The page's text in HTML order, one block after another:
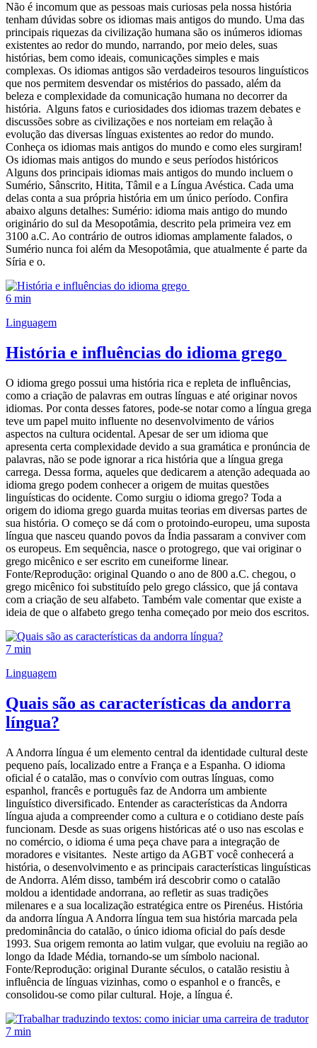
Não é incomum que as pessoas mais curiosas pela nossa história
tenham dúvidas sobre os idiomas mais antigos do mundo. Uma das
principais riquezas da civilização humana são os inúmeros idiomas
existentes ao redor do mundo, narrando, por meio deles, suas
histórias, bem como ideais, comunicações simples e mais
complexas. Os idiomas antigos são verdadeiros tesouros linguísticos
que nos permitem desvendar os mistérios do passado, além da
beleza e complexidade da comunicação humana no decorrer da
história. Alguns fatos e curiosidades dos idiomas trazem debates e
discussões sobre as civilizações e nos norteiam em relação à
evolução das diversas línguas existentes ao redor do mundo.
Conheça os idiomas mais antigos do mundo e como eles surgiram!
Os idiomas mais antigos do mundo e seus períodos históricos
Alguns dos principais idiomas mais antigos do mundo incluem o
Sumério, Sânscrito, Hitita, Tâmil e a Língua Avéstica. Cada uma
delas conta a sua própria história em um único período. Confira
abaixo alguns detalhes: Sumério: idioma mais antigo do mundo
originário do sul da Mesopotâmia, descrito pela primeira vez em
3100 a.C. Ao contrário de outros idiomas amplamente falados, o
Sumério nunca foi além da Mesopotâmia, que atualmente é parte da
Síria e o.
6 min
Linguagem
História e influências do idioma grego
O idioma grego possui uma história rica e repleta de influências,
como a criação de palavras em outras línguas e até originar novos
idiomas. Por conta desses fatores, pode-se notar como a língua grega
teve um papel muito influente no desenvolvimento de vários
aspectos na cultura ocidental. Apesar de ser um idioma que
apresenta certa complexidade devido a sua gramática e pronúncia de
palavras, não se pode ignorar a rica história que a língua grega
carrega. Dessa forma, aqueles que dedicarem a atenção adequada ao
idioma grego podem conhecer a origem de muitas questões
linguísticas do ocidente. Como surgiu o idioma grego? Toda a
origem do idioma grego guarda muitas teorias em diversas partes de
sua história. O começo se dá com o protoindo-europeu, uma suposta
língua que nasceu quando povos da Índia passaram a conviver com
os europeus. Em sequência, nasce o protogrego, que vai originar o
grego micênico e ser escrito em cuneiforme linear.
Fonte/Reprodução: original Quando o ano de 800 a.C. chegou, o
grego micênico foi substituído pelo grego clássico, que já contava
com a criação de seu alfabeto. Também vale comentar que existe a
ideia de que o alfabeto grego tenha começado por meio dos escritos.
7 min
Linguagem
Quais são as características da andorra
língua?
A Andorra língua é um elemento central da identidade cultural deste
pequeno país, localizado entre a França e a Espanha. O idioma
oficial é o catalão, mas o convívio com outras línguas, como
espanhol, francês e português faz de Andorra um ambiente
linguístico diversificado. Entender as características da Andorra
língua ajuda a compreender como a cultura e o cotidiano deste país
funcionam. Desde as suas origens históricas até o uso nas escolas e
no comércio, o idioma é uma peça chave para a integração de
moradores e visitantes. Neste artigo da AGBT você conhecerá a
história, o desenvolvimento e as principais características linguísticas
de Andorra. Além disso, também irá descobrir como o catalão
moldou a identidade andorrana, ao refletir as suas tradições
milenares e a sua localização estratégica entre os Pirenéus. História
da andorra língua A Andorra língua tem sua história marcada pela
predominância do catalão, o único idioma oficial do país desde
1993. Sua origem remonta ao latim vulgar, que evoluiu na região ao
longo da Idade Média, tornando-se um símbolo nacional.
Fonte/Reprodução: original Durante séculos, o catalão resistiu à
influência de línguas vizinhas, como o espanhol e o francês, e
consolidou-se como pilar cultural. Hoje, a língua é.
7 min